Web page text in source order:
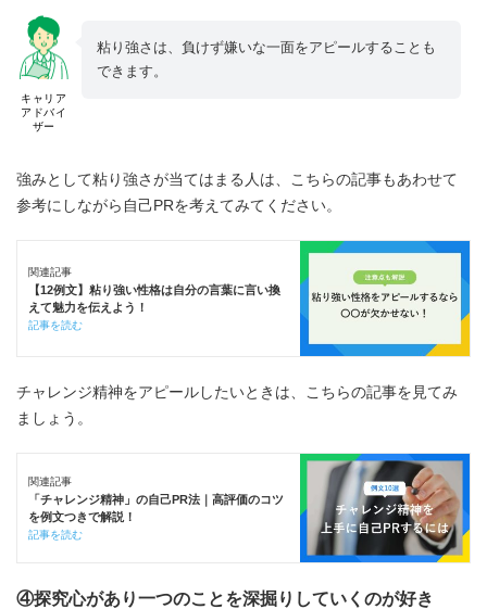
キャリア
アドバイ
ザー
粘り強さは、負けず嫌いな一面をアピールすることも
できます。
強みとして粘り強さが当てはまる人は、こちらの記事もあわせて
参考にしながら自己PRを考えてみてください。
関連記事
【12例文】粘り強い性格は自分の言葉に言い換
えて魅力を伝えよう！
記事を読む
チャレンジ精神をアピールしたいときは、こちらの記事を見てみ
ましょう。
関連記事
「チャレンジ精神」の自己PR法｜高評価のコツ
を例文つきで解説！
記事を読む
④探究心があり一つのことを深掘りしていくのが好き